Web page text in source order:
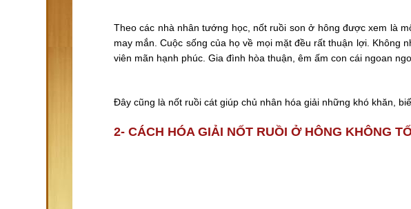
Theo các nhà nhân tướng học, nốt ruồi son ở hông được xem là
may mắn. Cuộc sống của họ về mọi mặt đều rất thuận lợi. Không
viên mãn hạnh phúc. Gia đình hòa thuận, êm ấm con cái ngoan
Đây cũng là nốt ruồi cát giúp chủ nhân hóa giải những khó khăn,
2- CÁCH HÓA GIẢI NỐT RUỒI Ở HÔNG KHÔNG